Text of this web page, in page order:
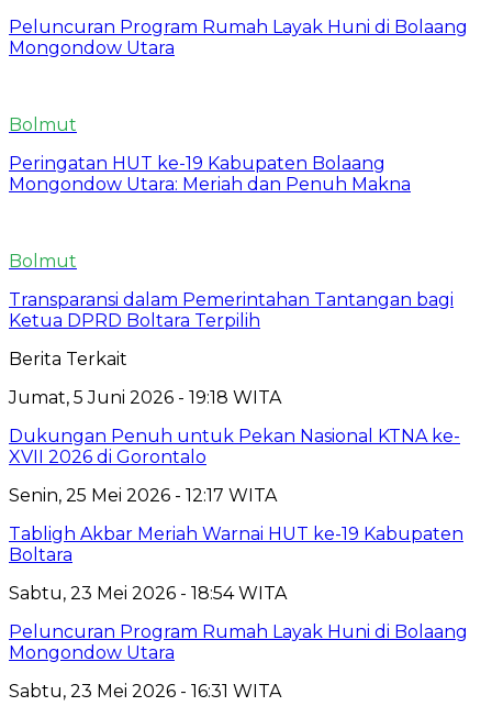
Peluncuran Program Rumah Layak Huni di Bolaang
Mongondow Utara
Bolmut
Peringatan HUT ke-19 Kabupaten Bolaang
Mongondow Utara: Meriah dan Penuh Makna
Bolmut
Transparansi dalam Pemerintahan Tantangan bagi
Ketua DPRD Boltara Terpilih
Berita Terkait
Jumat, 5 Juni 2026 - 19:18 WITA
Dukungan Penuh untuk Pekan Nasional KTNA ke-
XVII 2026 di Gorontalo
Senin, 25 Mei 2026 - 12:17 WITA
Tabligh Akbar Meriah Warnai HUT ke-19 Kabupaten
Boltara
Sabtu, 23 Mei 2026 - 18:54 WITA
Peluncuran Program Rumah Layak Huni di Bolaang
Mongondow Utara
Sabtu, 23 Mei 2026 - 16:31 WITA